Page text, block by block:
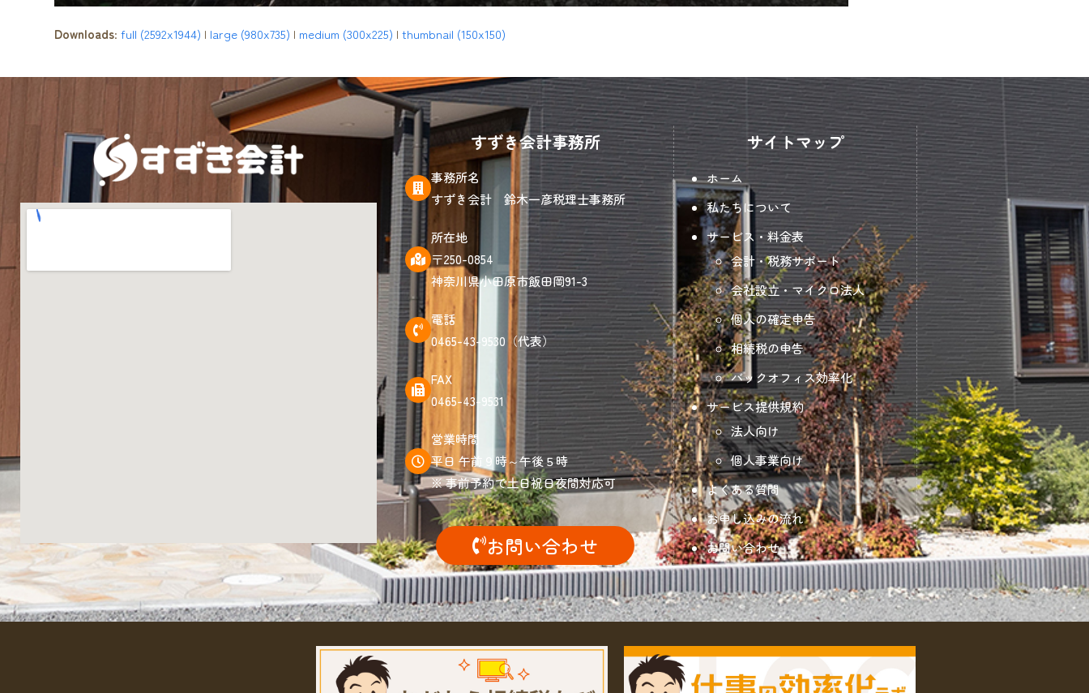
Downloads:full (2592x1944) | large (980x735) | medium (300x225) |thumbnail (150x150)
すずき会計事務所
事務所名
すずき会計 鈴木一彦税理士事務所
所在地
〒250-0854
神奈川県小田原市飯田岡91-3
電話
0465-43-9530（代表）
FAX
0465-43-9531
営業時間
平日 午前９時～午後５時
※ 事前予約で土日祝日夜間対応可
お問い合わせ
サイトマップ
ホーム
私たちについて
サービス・料金表
会計・税務サポート
会社設立・マイクロ法人
個人の確定申告
相続税の申告
バックオフィス効率化
サービス提供規約
法人向け
個人事業向け
よくある質問
お申し込みの流れ
お問い合わせ